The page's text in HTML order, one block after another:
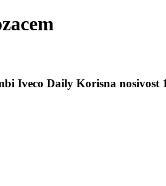
Iveco Daily Korisna